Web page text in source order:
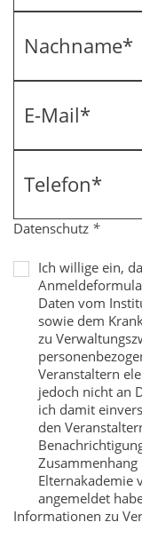
Nachname*
E-Mail*
Telefon*
Datenschutz *
Ich willige ein,
Daten vom
sowie dem
zu
Veranstaltern
jedoch nicht an
ich damit
den
Elternakademie
angemeldet
Informationen zu